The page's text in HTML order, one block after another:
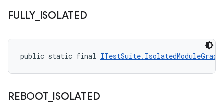
FULLY_ ISOLATED
public static final ITestSuite.IsolatedModuleGrade
REBOOT_ ISOLATED